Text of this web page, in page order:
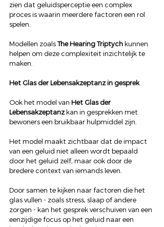
zien dat geluidsperceptie een complex
proces is waarin meerdere factoren een rol
spelen.
Modellen zoals The Hearing Triptych kunnen
helpen om deze complexiteit inzichtelijk te
maken.
Het Glas der Lebensakzeptanz in gesprek
Ook het model van Het Glas der
Lebensakzeptanz kan in gesprekken met
bewoners een bruikbaar hulpmiddel zijn.
Het model maakt zichtbaar dat de impact
van een geluid niet alleen wordt bepaald
door het geluid zelf, maar ook door de
bredere context van iemands leven.
Door samen te kijken naar factoren die het
glas vullen - zoals stress, slaap of andere
zorgen - kan het gesprek verschuiven van een
eenzijdige focus op het geluid naar een